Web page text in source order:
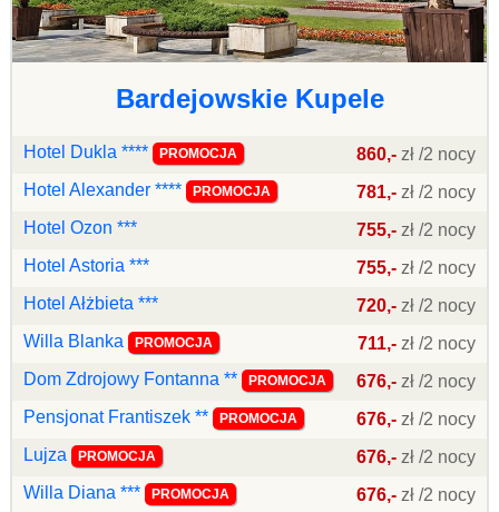
Bardejowskie Kupele
Hotel Dukla **** PROMOCJA 860,- zł /2 nocy
Hotel Alexander ****
PROMOCJA 781,- zł /2 nocy
Hotel Ozon ***
755,- zł /2 nocy
Hotel Astoria ***
755,- zł /2 nocy
Hotel Ałżbieta ***
720,- zł /2 nocy
Willa Blanka
PROMOCJA 711,- zł /2 nocy
Dom Zdrojowy Fontanna **
PROMOCJA 676,- zł /2 nocy
Pensjonat Frantiszek **
PROMOCJA 676,- zł /2 nocy
Lujza
PROMOCJA 676,- zł /2 nocy
Willa Diana ***
PROMOCJA 676,- zł /2 nocy